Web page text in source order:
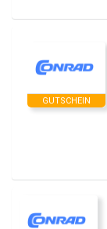
GUTSCHEIN